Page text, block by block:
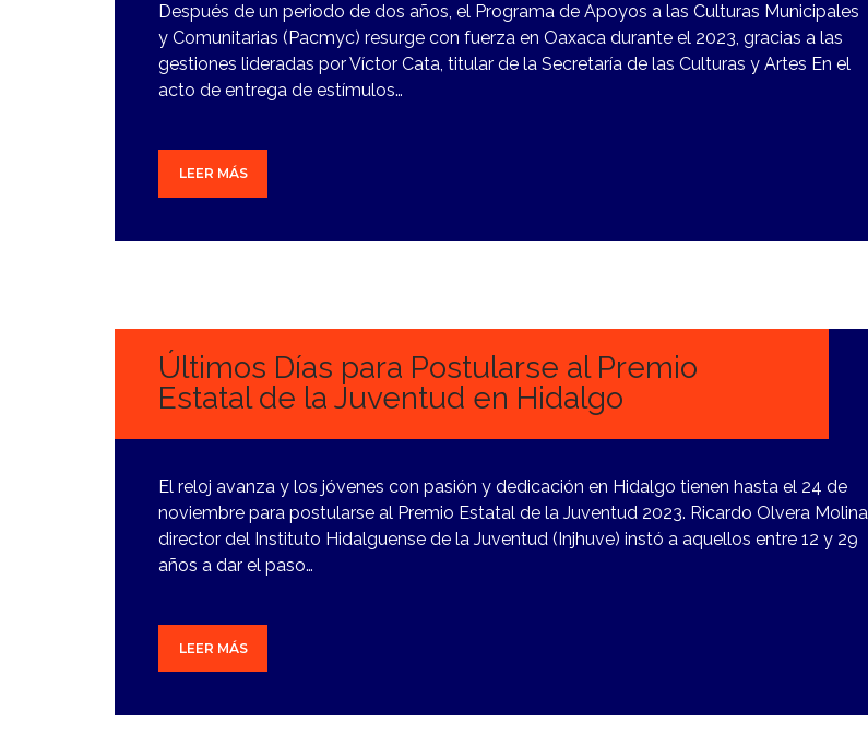
Después de un periodo de dos años, el Programa de Apoyos a las Culturas Municipales
y Comunitarias (Pacmyc) resurge con fuerza en Oaxaca durante el 2023, gracias a las
gestiones lideradas por Víctor Cata, titular de la Secretaría de las Culturas y Artes En el
acto de entrega de estímulos…
LEER MÁS
Últimos Días para Postularse al Premio
Estatal de la Juventud en Hidalgo
El reloj avanza y los jóvenes con pasión y dedicación en Hidalgo tienen hasta el 24 de
noviembre para postularse al Premio Estatal de la Juventud 2023. Ricardo Olvera Molina,
director del Instituto Hidalguense de la Juventud (Injhuve) instó a aquellos entre 12 y 29
años a dar el paso…
LEER MÁS